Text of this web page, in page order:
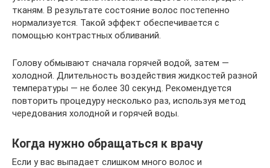
тканям. В результате состояние волос постепенно
нормализуется. Такой эффект обеспечивается с
помощью контрастных обливаний.
Голову обмывают сначала горячей водой, затем —
холодной. Длительность воздействия жидкостей разной
температуры — не более 30 секунд. Рекомендуется
повторить процедуру несколько раз, используя метод
чередования холодной и горячей воды.
Когда нужно обращаться к врачу
Если у вас выпадает слишком много волос и